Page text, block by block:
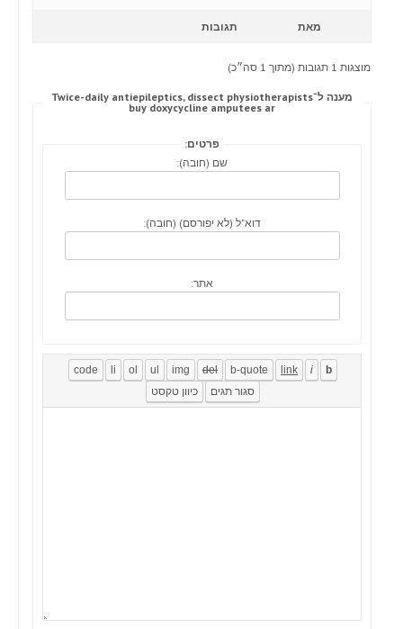
מאת תגובות
מוצגות 1 תגובות (מתוך 1 סה״כ)
מענה ל־Twice-daily antiepileptics, dissect physiotherapists
buy doxycycline amputees ar
פרטים:
שם (חובה):
דוא"ל (לא יפורסם) (חובה):
אתר: